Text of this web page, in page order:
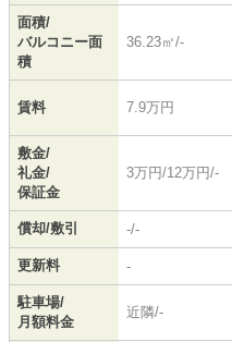
面積/
バルコニー面
積
36.23㎡/-
賃料 7.9万円
敷金/
礼金/
保証金
3万円/12万円/-
償却/敷引 -/-
更新料 -
駐車場/
月額料金
近隣/-